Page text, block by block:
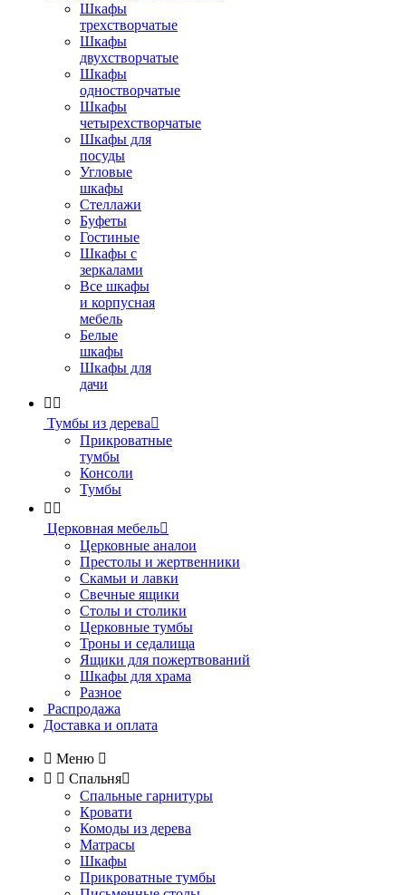
Шкафы
трехстворчатые
Шкафы
двухстворчатые
Шкафы
одностворчатые
Шкафы
четырехстворчатые
Шкафы для
посуды
Угловые
шкафы
Стеллажи
Буфеты
Гостиные
Шкафы с
зеркалами
Все шкафы
и корпусная
мебель
Белые
шкафы
Шкафы для
дачи
 
Тумбы из дерева
Прикроватные
тумбы
Консоли
Тумбы
 
Церковная мебель
Церковные аналои
Престолы и жертвенники
Скамьи и лавки
Свечные ящики
Столы и столики
Церковные тумбы
Троны и седалища
Ящики для пожертвований
Шкафы для храма
Разное
Распродажа
Доставка и оплата
 Меню 
  Спальня
Спальные гарнитуры
Кровати
Комоды из дерева
Матрасы
Шкафы
Прикроватные тумбы